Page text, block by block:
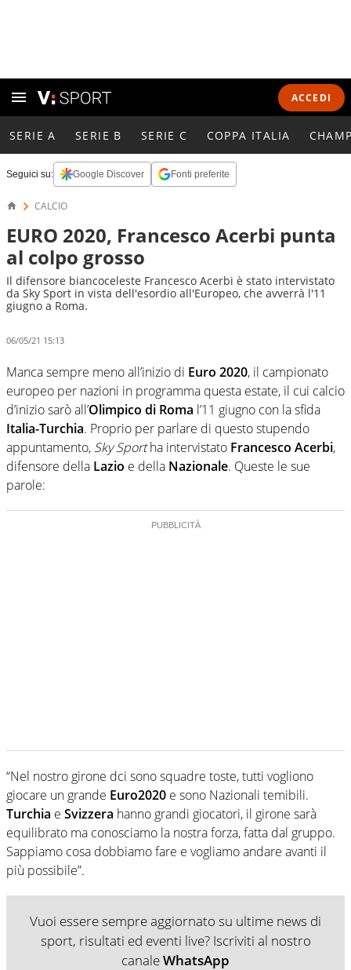
ACCEDI
SERIE A SERIE B SERIE C COPPA ITALIA
Seguici su: Google Discover Fonti preferite
CALCIO
EURO 2020, Francesco Acerbi punta
al colpo grosso
Il difensore biancoceleste Francesco Acerbi è stato intervistato
da Sky Sport in vista dell'esordio all'Europeo, che avverrà l'11
giugno a Roma.
06/05/21 15:13
Manca sempre meno all’inizio di Euro 2020, il campionato
europeo per nazioni in programma questa estate, il cui calcio
d’inizio sarò all’Olimpico di Roma l’11 giugno con la sfida
Italia-Turchia. Proprio per parlare di questo stupendo
appuntamento, Sky Sportha intervistato Francesco Acerbi,
difensore della Lazio e della Nazionale. Queste le sue
parole:
“Nel nostro girone dci sono squadre toste, tutti vogliono
giocare un grande Euro2020 e sono Nazionali temibili.
Turchia e Svizzera hanno grandi giocatori, il girone sarà
equilibrato ma conosciamo la nostra forza, fatta dal gruppo.
Sappiamo cosa dobbiamo fare e vogliamo andare avanti il
più possibile”.
Vuoi essere sempre aggiornato su ultime news di
sport, risultati ed eventi live? Iscriviti al nostro
canaleWhatsApp